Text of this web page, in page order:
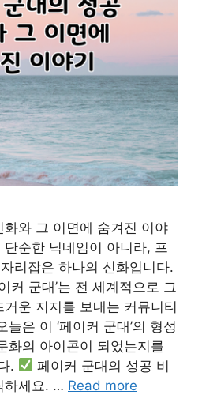
와 그 이면에 숨겨진 이야
순한 닉네임이 아니라, 프
리잡은 하나의 신화입니다.
커 군대’는 전 세계적으로 그
운 지지를 보내는 커뮤니티
은 이 ‘페이커 군대’의 형성
화의 아이콘이 되었는지를
.
페이커 군대의 성공 비
하세요. … Read more